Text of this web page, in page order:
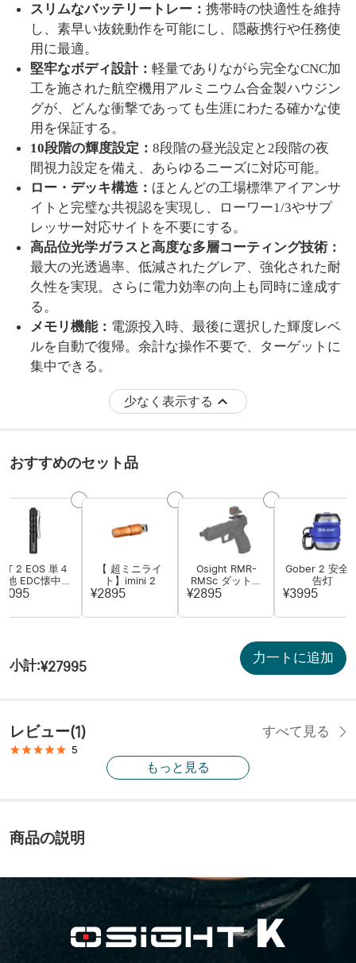
スリムなバッテリートレー： 携帯時の快適性を維持
し、素早い抜銃動作を可能にし、隠蔽携行や任務使
用に最適。
堅牢なボディ設計： 軽量でありながら完全なCNC加
工を施された航空機用アルミニウム合金製ハウジン
グが、どんな衝撃であっても生涯にわたる確かな使
用を保証する。
10段階の輝度設定： 8段階の昼光設定と2段階の夜
間視力設定を備え、あらゆるニーズに対応可能。
ロー・デッキ構造： ほとんどの工場標準アイアンサ
イトと完璧な共視認を実現し、ローワー1/3やサプ
レッサー対応サイトを不要にする。
高品位光学ガラスと高度な多層コーティング技術：
最大の光透過率、低減されたグレア、強化された耐
久性を実現。さらに電力効率の向上も同時に達成す
る。
メモリ機能： 電源投入時、最後に選択した輝度レベ
ルを自動で復帰。余計な操作不要で、ターゲットに
集中できる。
少なく表示する
おすすめのセット品
2 EOS 単４
池 EDC懐中電
灯
【 超ミニライ
ト】imini 2
¥2895
Osight RMR-
RMSc ダットサ
イトマウント
¥2895
Gober 2 安全
告灯
¥3995
小計:¥27995
力一トに追加
レビュー(1) すべて見る
5
もっと見る
商品の説明